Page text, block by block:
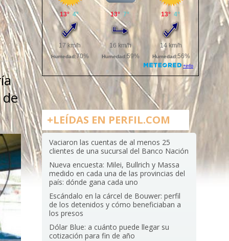
+LEÍDAS EN PERFIL.COM
Vaciaron las cuentas de al menos 25
clientes de una sucursal del Banco Nación
Nueva encuesta: Milei, Bullrich y Massa
medido en cada una de las provincias del
país: dónde gana cada uno
Escándalo en la cárcel de Bouwer: perfil
de los detenidos y cómo beneficiaban a
los presos
Dólar Blue: a cuánto puede llegar su
cotización para fin de año